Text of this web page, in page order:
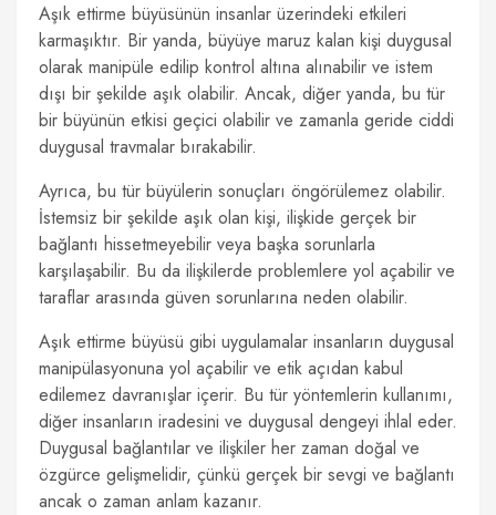
Aşık ettirme büyüsünün insanlar üzerindeki etkileri
karmaşıktır. Bir yanda, büyüye maruz kalan kişi duygusal
olarak manipüle edilip kontrol altına alınabilir ve istem
dışı bir şekilde aşık olabilir. Ancak, diğer yanda, bu tür
bir büyünün etkisi geçici olabilir ve zamanla geride ciddi
duygusal travmalar bırakabilir.
Ayrıca, bu tür büyülerin sonuçları öngörülemez olabilir.
İstemsiz bir şekilde aşık olan kişi, ilişkide gerçek bir
bağlantı hissetmeyebilir veya başka sorunlarla
karşılaşabilir. Bu da ilişkilerde problemlere yol açabilir ve
taraflar arasında güven sorunlarına neden olabilir.
Aşık ettirme büyüsü gibi uygulamalar insanların duygusal
manipülasyonuna yol açabilir ve etik açıdan kabul
edilemez davranışlar içerir. Bu tür yöntemlerin kullanımı,
diğer insanların iradesini ve duygusal dengeyi ihlal eder.
Duygusal bağlantılar ve ilişkiler her zaman doğal ve
özgürce gelişmelidir, çünkü gerçek bir sevgi ve bağlantı
ancak o zaman anlam kazanır.